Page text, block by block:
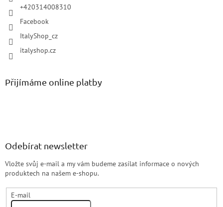
+420314008310
Facebook
ItalyShop_cz
italyshop.cz
Přijímáme online platby
Odebírat newsletter
Vložte svůj e-mail a my vám budeme zasílat informace o nových
produktech na našem e-shopu.
E-mail